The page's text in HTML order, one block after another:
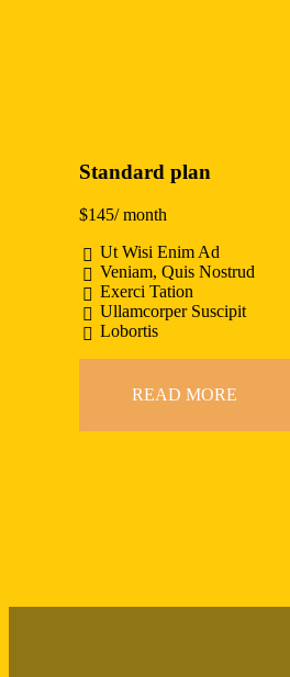
Standard plan
$145/ month
Ut Wisi Enim Ad
Veniam, Quis Nostrud
Exerci Tation
Ullamcorper Suscipit
Lobortis
READ MORE